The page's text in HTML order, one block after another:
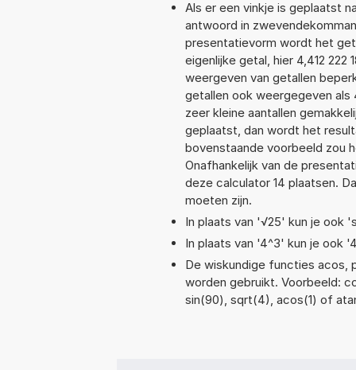
Als er een vinkje is geplaatst
antwoord in
presentatievorm wordt het
eigenlijke getal, hier 4,412 222
weergeven van getallen
getallen ook weergegeven als
zeer kleine aantallen
geplaatst, dan wordt het
bovenstaande voorbeeld zou
Onafhankelijk van de
deze calculator 14 plaatsen.
moeten zijn.
In plaats van '√25' kun je ook
In plaats van '4^3' kun je ook
De wiskundige functies acos,
worden gebruikt. Voorbeeld:
sin(90), sqrt(4), acos(1) of